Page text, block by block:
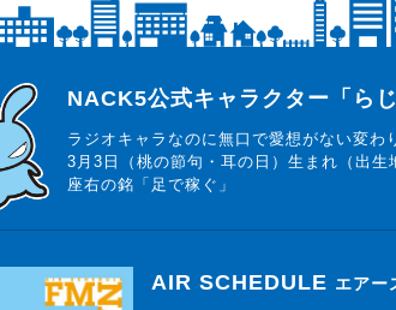
らじっと君
NACK5公式キャラクター「らじ
ラジオキャラなのに無口で愛想がない変わ
3月3日（桃の節句・耳の日）生まれ（出生
座右の銘「足で稼ぐ」
AIR SCHEDULE エアー